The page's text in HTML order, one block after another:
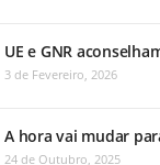
UE e GNR
3 de Fevereiro, 2026
A hora vai mudar
24 de Outubro, 2025